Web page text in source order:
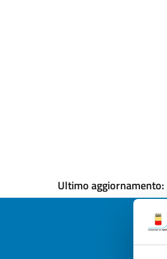
Ultimo aggiornamento: